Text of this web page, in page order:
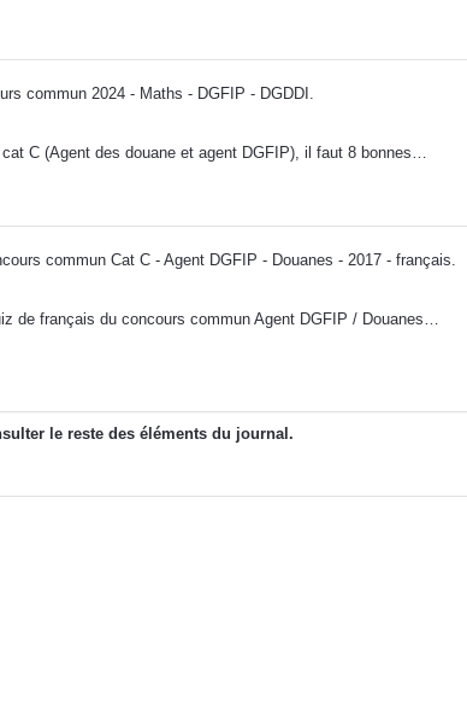
commun 2024 - Maths - DGFIP - DGDDI .
C (Agent des douane et agent DGFIP), il faut 8 bonnes…
commun Cat C - Agent DGFIP - Douanes - 2017 - français.
de français du concours commun Agent DGFIP / Douanes…
le reste des éléments du journal.